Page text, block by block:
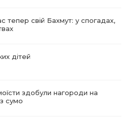
тепер свій Бахмут: у спогадах,
дітей
здобули нагороди на
сумо